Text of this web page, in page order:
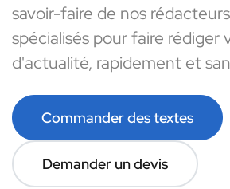
savoir-faire de nos
spécialisés pour faire rédiger
d'actualité, rapidement et
Commander des textes
Demander un devis